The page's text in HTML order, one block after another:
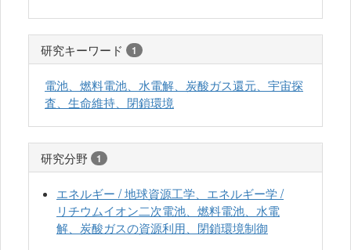
研究キーワード 1
電池、燃料電池、水電解、炭酸ガス還元、宇宙探
査、生命維持、閉鎖環境
研究分野 1
エネルギー / 地球資源工学、エネルギー学 /
リチウムイオン二次電池、燃料電池、水電
解、炭酸ガスの資源利用、閉鎖環境制御